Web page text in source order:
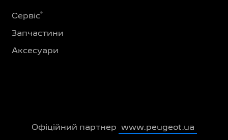
Сервіс®
Запчастини
Аксесуари
Офіційний партнер www.peugeot.ua